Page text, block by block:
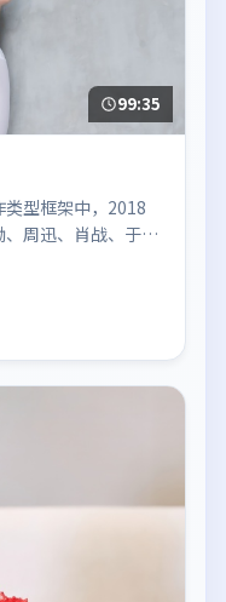
99:35
型框架中，2018
周迅、肖战、于和
气质偏日本都市与